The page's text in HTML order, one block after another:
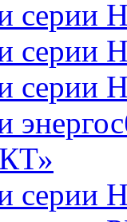
серии
серии
серии
серии